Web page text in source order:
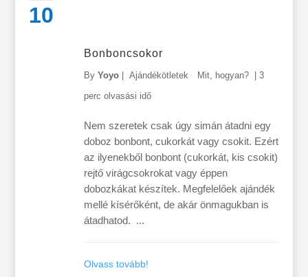
10
Bonboncsokor
ByYoyo | Ajándékötletek Mit, hogyan? |3
perc olvasási idő
Nem szeretek csak úgy simán átadni egy
doboz bonbont, cukorkát vagy csokit. Ezért
az ilyenekből bonbont (cukorkát, kis csokit)
rejtő virágcsokrokat vagy éppen
dobozkákat készítek. Megfelelőek ajándék
mellé kísérőként, de akár önmagukban is
átadhatod. ...
Olvass tovább!